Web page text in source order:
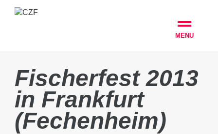
Fischerfest 2013
in Frankfurt
(Fechenheim)
MENU